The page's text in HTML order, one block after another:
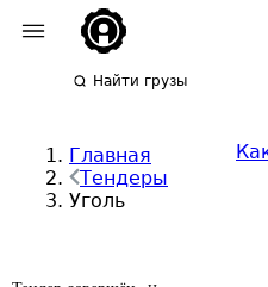
Найти грузы
Главная
Тендеры
Уголь